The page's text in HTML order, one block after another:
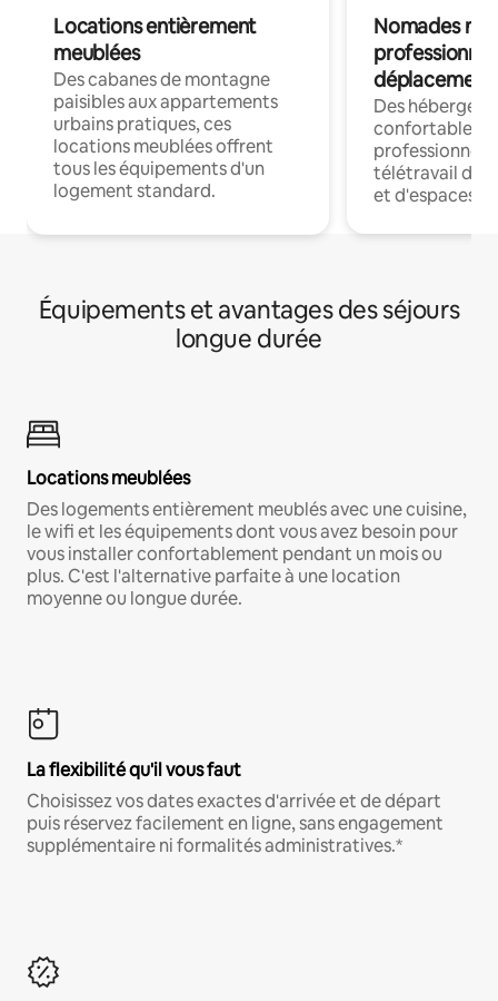
Locations entièrement
meublées
Des cabanes de montagne
paisibles aux appartements
urbains pratiques, ces
locations meublées offrent
tous les équipements d'un
logement standard.
Nomades
déplacement
Des
confortables
professionnels
télétravail
et d'espaces
Équipements et avantages des séjours
longue durée
Locations meublées
Des logements entièrement meublés avec une cuisine,
le wifi et les équipements dont vous avez besoin pour
vous installer confortablement pendant un mois ou
plus. C'est l'alternative parfaite à une location
moyenne ou longue durée.
La flexibilité qu'il vous faut
Choisissez vos dates exactes d'arrivée et de départ
puis réservez facilement en ligne, sans engagement
supplémentaire ni formalités administratives.*